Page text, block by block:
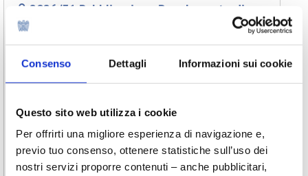
Consenso Dettagli Informazioni sui cookie
Questo sito web utilizza i cookie
Per offrirti una migliore esperienza di navigazione e,
previo tuo consenso, ottenere statistiche sull’uso dei
nostri servizi proporre contenuti – anche pubblicitari,
2026/31 Pubblicazione Regolamento di
esecuzione sulla divulgazione di
informazioni sui beni di consumo invenduti
La Commissione europea ha pubblicato in Gazzetta
le modalità di divulgazione delle informazioni sui prodotti
di consumo invenduti di cui ci si è disfatti. Il Regolamento è
entrato in vigore dal 2 marzo 2026.